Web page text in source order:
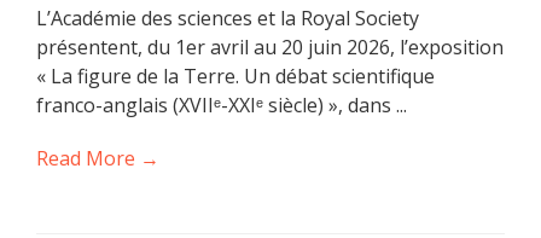
L’Académie des sciences et la Royal Society
présentent, du 1er avril au 20 juin 2026, l’exposition
« La figure de la Terre. Un débat scientifique
franco-anglais (XVIIᵉ-XXIᵉ siècle) », dans ...
Read More →